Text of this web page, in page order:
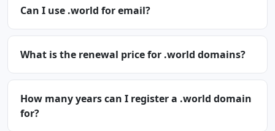
Can I use .world for email?
What is the renewal price for .world domains?
How many years can I register a .world domain
for?